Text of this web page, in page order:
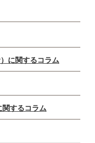
に関するコラム
関するコラム